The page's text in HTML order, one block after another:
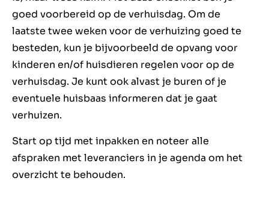
goed voorbereid op de verhuisdag. Omde
laatste twee weken voor de verhuizing goed te
besteden, kun je bijvoorbeeld de opvang voor
kinderen en/of huisdieren regelen voor op de
verhuisdag. Je kunt ook alvast je buren of je
eventuele huisbaas informeren dat je gaat
verhuizen.
Start op tijd met inpakken en noteer alle
afspraken met leveranciers in je agenda om het
overzicht te behouden.